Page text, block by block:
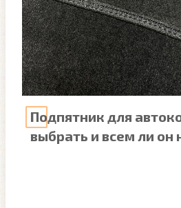
Подпятник для
выбрать и всем ли он